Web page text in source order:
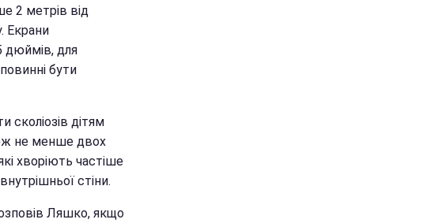
2 метрів від
Екрани
дюймів, для
бути
сколіозів дітям
не менше двох
хворіють частіше
стіни.
Ляшко, якщо